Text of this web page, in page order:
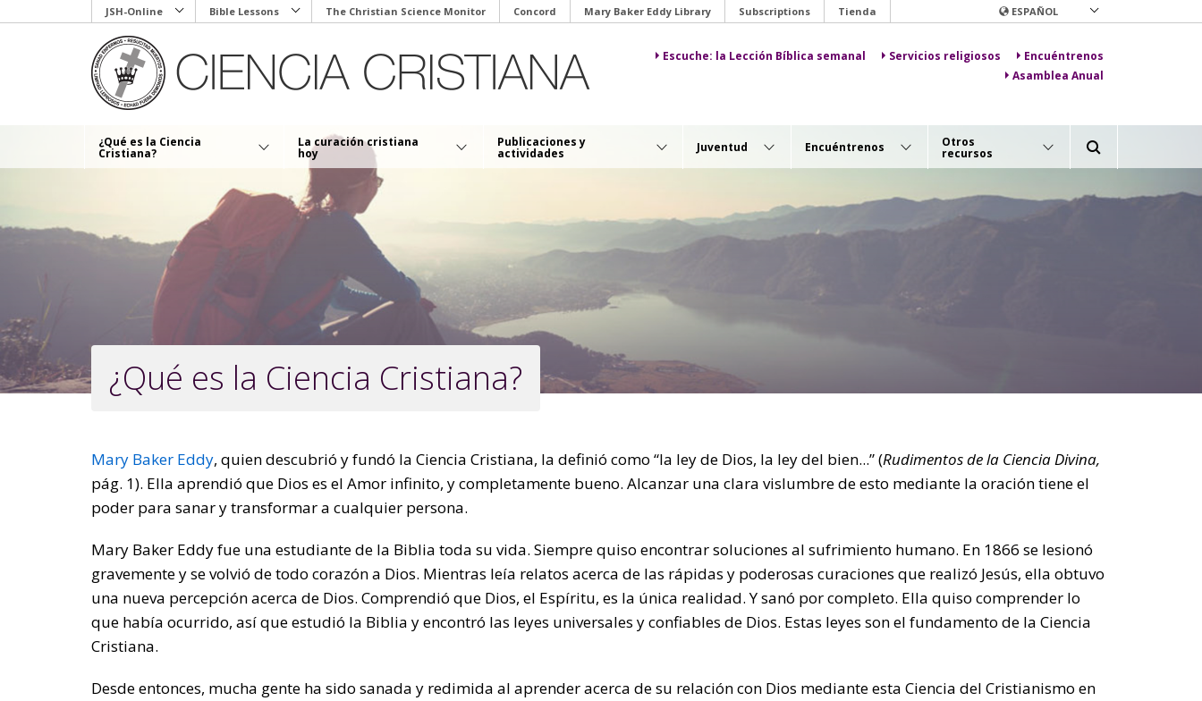
to
JSH-Online Bible Lessons The Christian Science Monitor Concord Mary Baker Eddy Library Subscriptions Tienda ESPAÑOL
Escuche: la Lección Bíblica semanal Servicios religiosos
Encuéntrenos
Asamblea Anual
¿Qué es la Ciencia
Cristiana?
La curación cristiana
hoy
Publicaciones y
actividades Juventud Encuéntrenos Otros
recursos
¿Qué es la Ciencia Cristiana?
Mary Baker Eddy, quien descubrió y fundó la Ciencia Cristiana, la definió como “la ley de Dios, la ley del bien...” (Rudimentos de la Ciencia Divina,
pág. 1). Ella aprendió que Dios es el Amor infinito, y completamente bueno. Alcanzar una clara vislumbre de esto mediante la oración tiene el
poder para sanar y transformar a cualquier persona.
Mary Baker Eddy fue una estudiante de la Biblia toda su vida. Siempre quiso encontrar soluciones al sufrimiento humano. En 1866 se lesionó
gravemente y se volvió de todo corazón a Dios. Mientras leía relatos acerca de las rápidas y poderosas curaciones que realizó Jesús, ella obtuvo
una nueva percepción acerca de Dios. Comprendió que Dios, el Espíritu, es la única realidad. Y sanó por completo. Ella quiso comprender lo
que había ocurrido, así que estudió la Biblia y encontró las leyes universales y confiables de Dios. Estas leyes son el fundamento de la Ciencia
Cristiana.
Desde entonces, mucha gente ha sido sanada y redimida al aprender acerca de su relación con Dios mediante esta Ciencia del Cristianismo en